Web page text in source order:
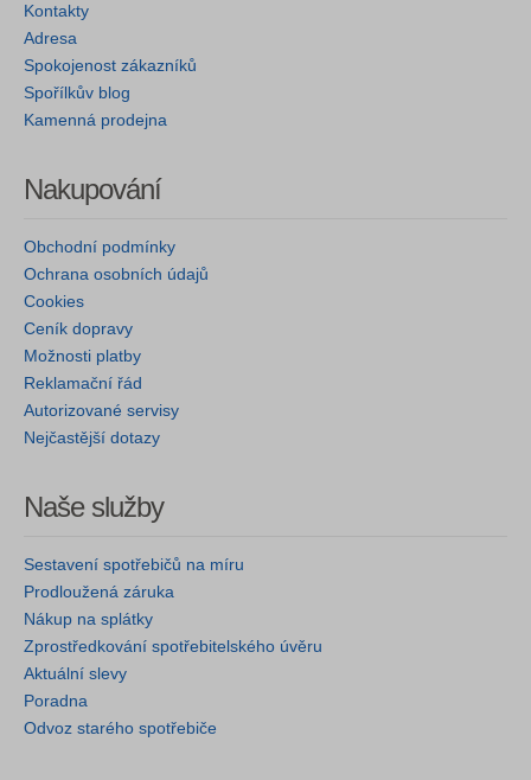
Kontakty
Adresa
Spokojenost zákazníků
Spořílkův blog
Kamenná prodejna
Nakupování
Obchodní podmínky
Ochrana osobních údajů
Cookies
Ceník dopravy
Možnosti platby
Reklamační řád
Autorizované servisy
Nejčastější dotazy
Naše služby
Sestavení spotřebičů na míru
Prodloužená záruka
Nákup na splátky
Zprostředkování spotřebitelského úvěru
Aktuální slevy
Poradna
Odvoz starého spotřebiče